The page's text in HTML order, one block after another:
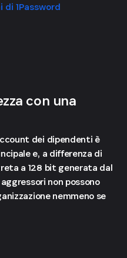
di 1Password
con una
dei dipendenti è
e, a differenza di
a 128 bit generata dal
non possono
nemmeno se